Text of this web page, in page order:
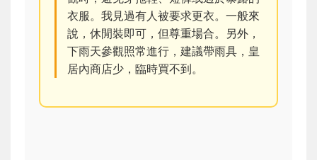
衣服。我見過有人被要求更衣。一般來
說，休閒裝即可，但尊重場合。另外，
下雨天參觀照常進行，建議帶雨具，皇
居內商店少，臨時買不到。